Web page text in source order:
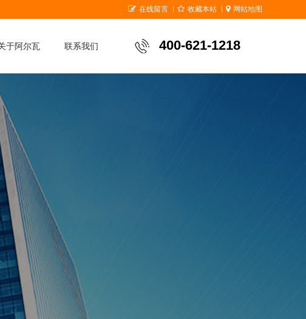
在线留言 收藏本站 网站地图
于阿尔瓦 联系我们 400-621-1218